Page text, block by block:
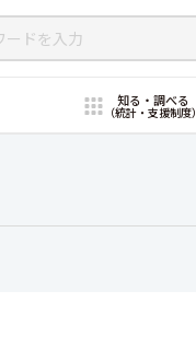
知る・調べる
（統計・支援制度）